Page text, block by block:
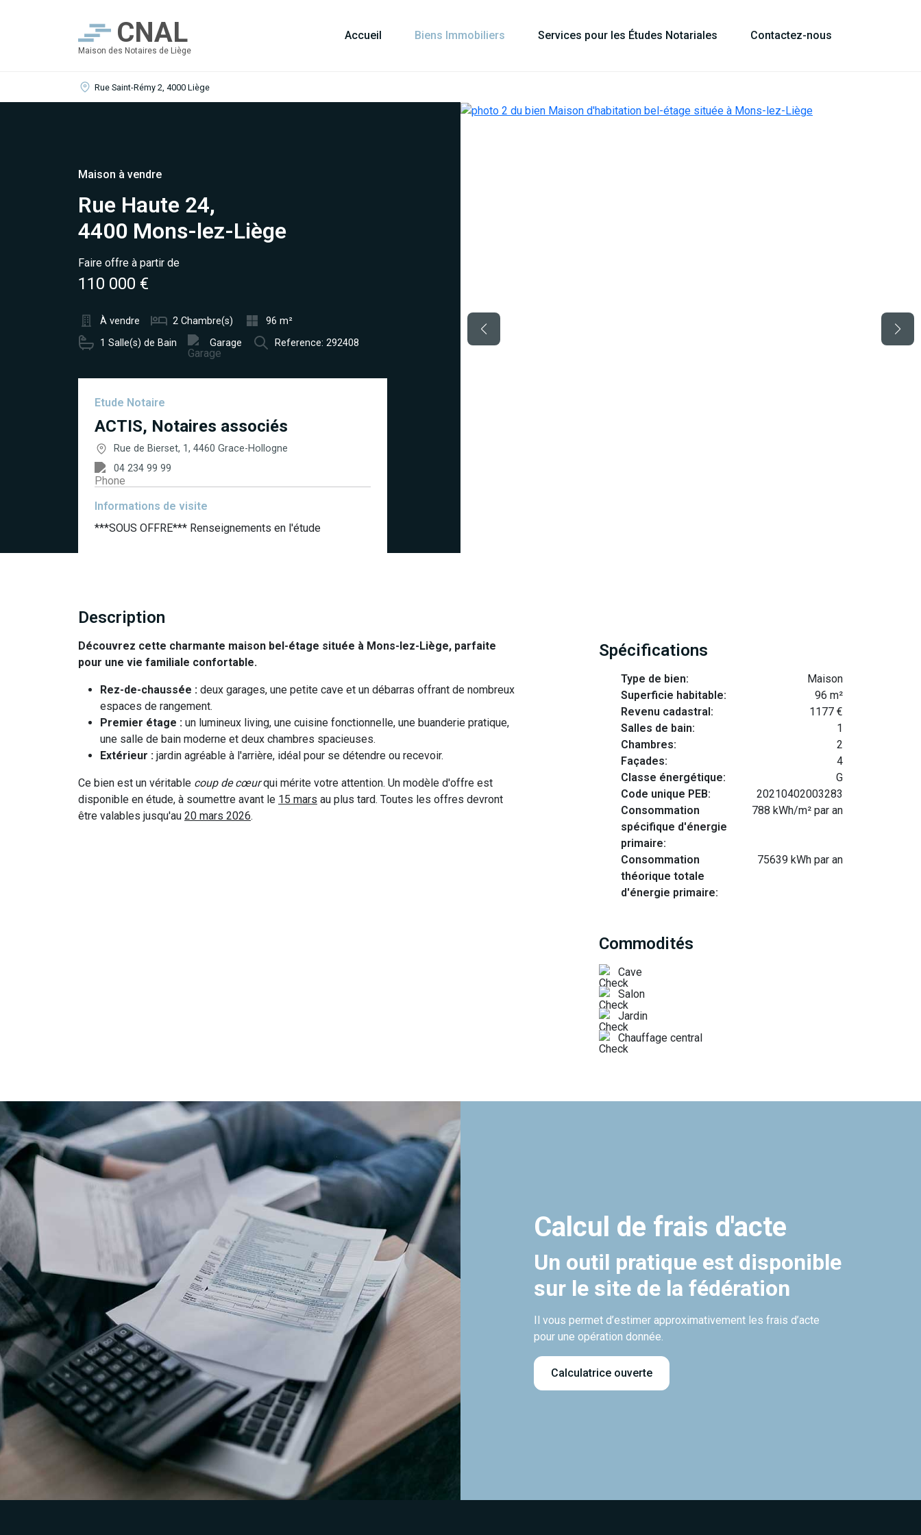
Rue Saint-Rémy 2, 4000 Liège
CNAL
Maison des Notaires de Liège
Accueil Biens Immobiliers Services pour les Études Notariales Contactez-nous
Maison à vendre
Rue Haute 24,
4400 Mons-lez-Liège
Faire offre à partir de
110 000 €
À vendre 2 Chambre(s)
96 m²
1 Salle(s) de Bain
Garage Reference: 292408
Etude Notaire
ACTIS, Notaires associés
Rue de Bierset, 1, 4460 Grace-Hollogne
04 234 99 99
Informations de visite
***SOUS OFFRE*** Renseignements en l'étude
Description
Découvrez cette charmante maison bel-étage située à Mons-lez-Liège, parfaite
pour une vie familiale confortable.
Rez-de-chaussée : deux garages, une petite cave et un débarras offrant de nombreux
espaces de rangement.
Premier étage : un lumineux living, une cuisine fonctionnelle, une buanderie pratique,
une salle de bain moderne et deux chambres spacieuses.
Extérieur : jardin agréable à l'arrière, idéal pour se détendre ou recevoir.
Ce bien est un véritable coup de cœurqui mérite votre attention. Un modèle d'offre est
disponible en étude, à soumettre avant le 15 mars au plus tard. Toutes les offres devront
être valables jusqu'au 20 mars 2026.
Spécifications
Type de bien:
Maison
Superficie habitable:
96 m²
Revenu cadastral:
1177 €
Salles de bain:
1
Chambres:
2
Façades:
4
Classe énergétique:
G
Code unique PEB:
20210402003283
Consommation
spécifique d'énergie
primaire:
788 kWh/m² par an
Consommation
théorique totale
d'énergie primaire:
75639 kWh par an
Commodités
Cave
Salon
Jardin
Chauffage central
Calcul de frais d'acte
Un outil pratique est disponible
sur le site de la fédération
Il vous permet d’estimer approximativement les frais d’acte
pour une opération donnée.
Calculatrice ouverte